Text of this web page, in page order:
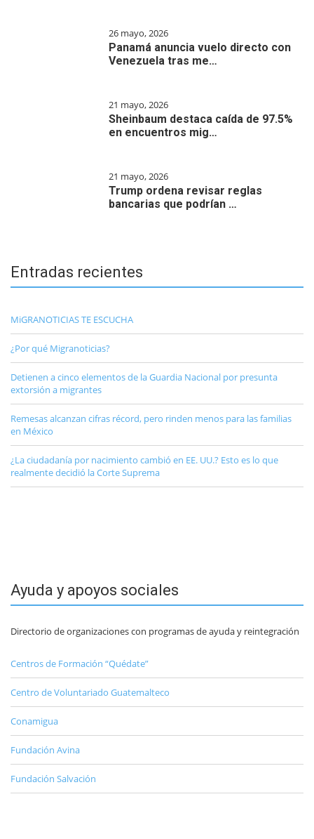
26 mayo, 2026
Panamá anuncia vuelo directo con
Venezuela tras me…
21 mayo, 2026
Sheinbaum destaca caída de 97.5%
en encuentros mig…
21 mayo, 2026
Trump ordena revisar reglas
bancarias que podrían …
Entradas recientes
MiGRANOTICIAS TE ESCUCHA
¿Por qué Migranoticias?
Detienen a cinco elementos de la Guardia Nacional por presunta
extorsión a migrantes
Remesas alcanzan cifras récord, pero rinden menos para las familias
en México
¿La ciudadanía por nacimiento cambió en EE. UU.? Esto es lo que
realmente decidió la Corte Suprema
Ayuda y apoyos sociales
Directorio de organizaciones con programas de ayuda y reintegración
Centros de Formación “Quédate”
Centro de Voluntariado Guatemalteco
Conamigua
Fundación Avina
Fundación Salvación